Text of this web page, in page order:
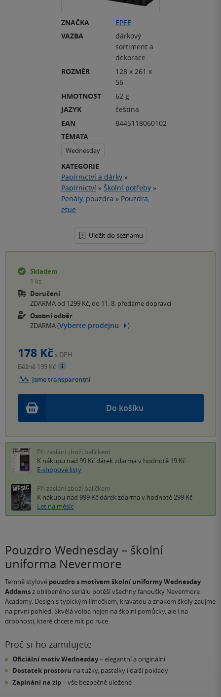
ZNAČKA
EPEE
VAZBA
dárkový
sortiment a
dekorace
ROZMĚR
128 x 261 x
56
HMOTNOST
62 g
JAZYK
čeština
EAN
8445118060102
TÉMATA
Wednesday
KATEGORIE
Papírnictví a dárky »
Papírnictví » Školní potřeby »
Penály, pouzdra » Pouzdra,
etue
Uložit do seznamu
Skladem
1 ks
Doručení
ZDARMA od 1299 Kč, do 11. 8. předáme dopravci
Osobní odběr
ZDARMA (Vyberte prodejnu )
Do košíku
178 Kč s DPH
Běžně 199 Kč
Jsme transparentní
Při zaslání zboží balíčkem
K nákupu nad 99 Kč dárek zdarma v hodnotě 19 Kč
E-shopové listy
Při zaslání zboží balíčkem
K nákupu nad 999 Kč dárek zdarma v hodnotě 299 Kč
Let na měsíc
Pouzdro Wednesday – školní
uniforma Nevermore
Temně stylové pouzdro s motivem školní uniformy Wednesday
Addamsz oblíbeného seriálu potěší všechny fanoušky Nevermore
Academy. Design s typickým límečkem, kravatou a znakem školy zaujme
na první pohled. Skvělá volba nejen na školní pomůcky, ale i na
drobnosti, které chcete mít po ruce.
Proč si ho zamilujete
Oficiální motiv Wednesday– elegantní a originální
Dostatek prostoru na tužky, pastelky i další poklady
Zapínání na zip– vše bezpečně uložené